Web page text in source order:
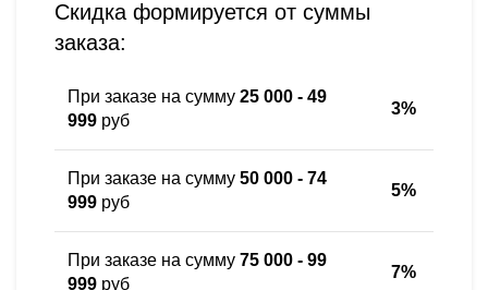
Скидка формируется от суммы
заказа:
При заказе на сумму 25 000 - 49
999 руб
3%
При заказе на сумму 50 000 - 74
999 руб
5%
При заказе на сумму 75 000 - 99
999 руб
7%